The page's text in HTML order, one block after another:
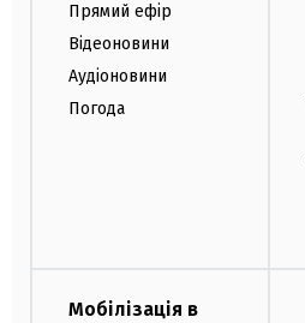
Прямий ефір
Відеоновини
Аудіоновини
Погода
Мобілізація в